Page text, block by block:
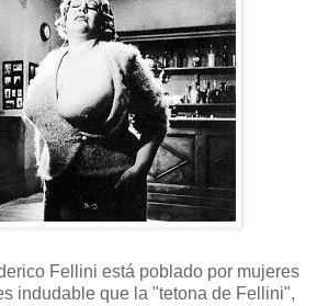
Fellini está poblado por mujeres
indudable que la "tetona de Fellini",